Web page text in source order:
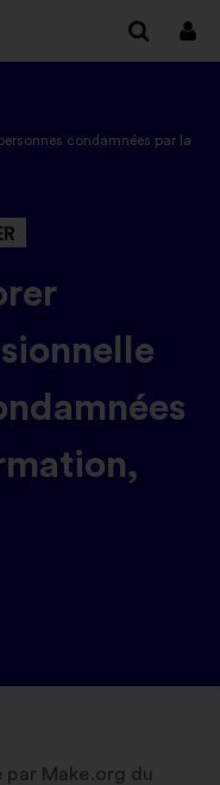
Log
på
condamnées par la
Make.org du